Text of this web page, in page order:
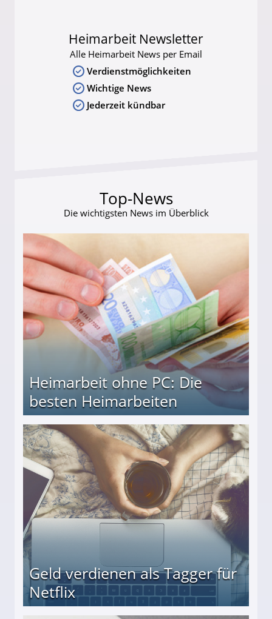
Heimarbeit Newsletter
Alle Heimarbeit News per Email
Verdienstmöglichkeiten
Wichtige News
Jederzeit kündbar
Top-News
Die wichtigsten News im Überblick
Heimarbeit ohne PC: Die
besten Heimarbeiten
Geld verdienen als Tagger für
Netflix